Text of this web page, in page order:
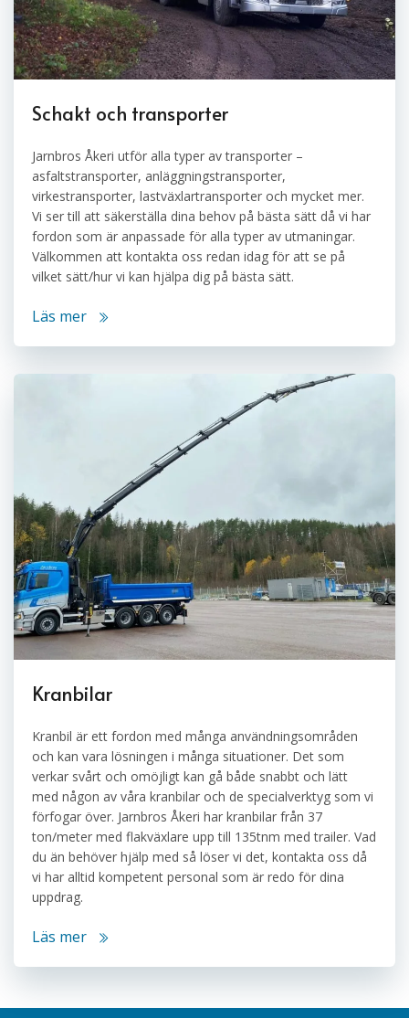
Schakt och transporter
Jarnbros Åkeri utför alla typer av transporter –
asfaltstransporter, anläggningstransporter,
virkestransporter, lastväxlartransporter och mycket mer.
Vi ser till att säkerställa dina behov på bästa sätt då vi har
fordon som är anpassade för alla typer av utmaningar.
Välkommen att kontakta oss redan idag för att se på
vilket sätt/hur vi kan hjälpa dig på bästa sätt.
Läs mer
Kranbilar
Kranbil är ett fordon med många användningsområden
och kan vara lösningen i många situationer. Det som
verkar svårt och omöjligt kan gå både snabbt och lätt
med någon av våra kranbilar och de specialverktyg som vi
förfogar över. Jarnbros Åkeri har kranbilar från 37
ton/meter med flakväxlare upp till 135tnm med trailer. Vad
du än behöver hjälp med så löser vi det, kontakta oss då
vi har alltid kompetent personal som är redo för dina
uppdrag.
Läs mer